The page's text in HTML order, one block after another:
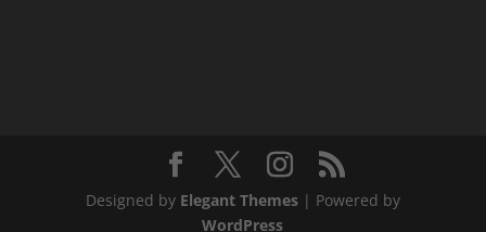
Designed by Elegant Themes| Powered by
WordPress